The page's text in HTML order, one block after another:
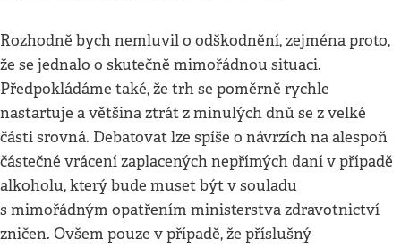
Rozhodně bych nemluvil o odškodnění, zejména proto,
že se jednalo o skutečně mimořádnou situaci.
Předpokládáme také, že trh se poměrně rychle
nastartuje a většina ztrát z minulých dnů se z velké
části srovná. Debatovat lze spíše o návrzích na ales­poň
částečné vrácení zaplacených nepřímých daní v případě
alkoholu, který bude muset být v souladu
s mimořádným opatřením ministerstva zdravotnictví
zničen. Ovšem pouze v případě, že příslušný